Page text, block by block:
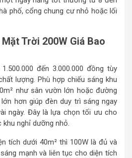
phố, cổng chung cư nhỏ hoặc lối
Trời 200W Giá Bao
đến 3.000.000 đồng tùy
lượng. Phù hợp chiếu sáng khu
như sân vườn lớn hoặc đường
hơn giúp đèn duy trì sáng ngay
ngày. Đây là lựa chọn tối ưu cho
nghỉ dưỡng nhỏ.
tích dưới 40m² thì 100W là đủ và
mạnh và liên tục cho diện tích